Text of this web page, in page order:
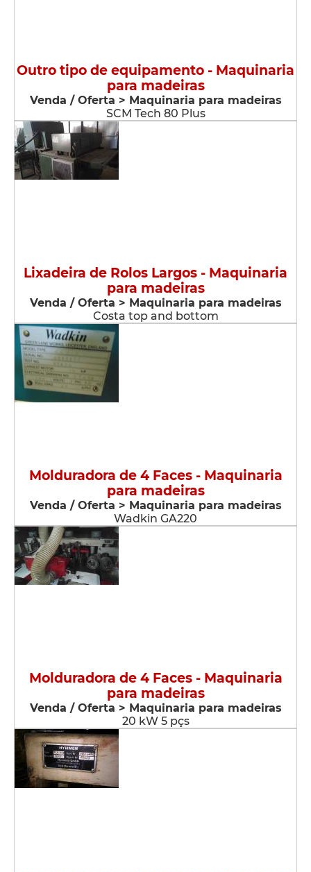
Outro tipo de equipamento - Maquinaria
para madeiras
Venda / Oferta > Maquinaria para madeiras
SCM Tech 80 Plus
Lixadeira de Rolos Largos - Maquinaria
para madeiras
Venda / Oferta > Maquinaria para madeiras
Costa top and bottom
Molduradora de 4 Faces - Maquinaria
para madeiras
Venda / Oferta > Maquinaria para madeiras
Wadkin GA220
Molduradora de 4 Faces - Maquinaria
para madeiras
Venda / Oferta > Maquinaria para madeiras
20 kW 5 pçs